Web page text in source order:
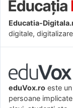
Educatia-
digitale,
eduVox.ro este
persoane